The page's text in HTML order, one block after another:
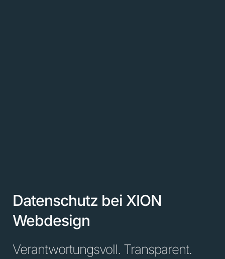
Datenschutz bei XION
Webdesign
Verantwortungsvoll. Transparent.